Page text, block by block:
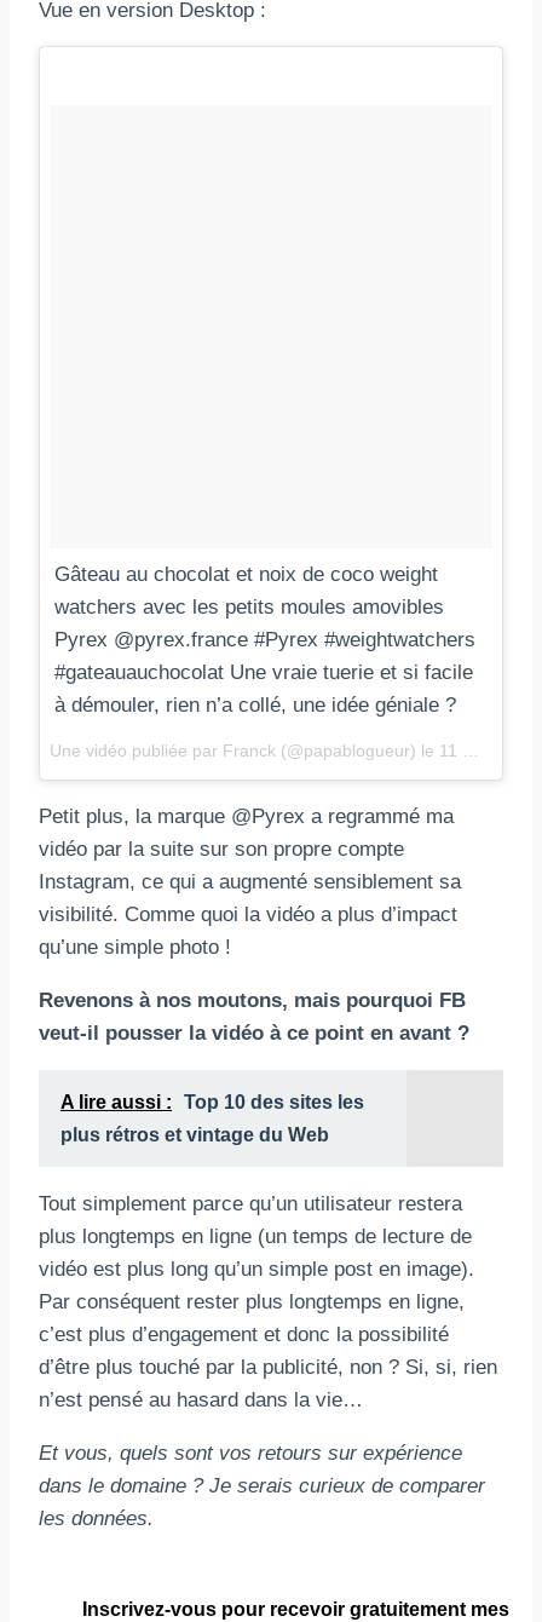
Vue en version Desktop :
Gâteau au chocolat et noix de coco weight
watchers avec les petits moules amovibles
Pyrex @pyrex.france #Pyrex #weightwatchers
#gateauauchocolat Une vraie tuerie et si facile
à démouler, rien n’a collé, une idée géniale ?
Une vidéo publiée par Franck (@papablogueur) le 11 Mars 2016 à 10h30 PST
Petit plus, la marque @Pyrex a regrammé ma
vidéo par la suite sur son propre compte
Instagram, ce qui a augmenté sensiblement sa
visibilité. Comme quoi la vidéo a plus d’impact
qu’une simple photo !
Revenons à nos moutons, mais pourquoi FB
veut-il pousser la vidéo à ce point en avant ?
A lire aussi :
Top 10 des sites les
plus rétros et vintage du Web
Tout simplement parce qu’un utilisateur restera
plus longtemps en ligne (un temps de lecture de
vidéo est plus long qu’un simple post en image).
Par conséquent rester plus longtemps en ligne,
c’est plus d’engagement et donc la possibilité
d’être plus touché par la publicité, non ? Si, si, rien
n’est pensé au hasard dans la vie…
Et vous, quels sont vos retours sur expérience
dans le domaine ? Je serais curieux de comparer
les données.
Inscrivez-vous pour recevoir gratuitement mes